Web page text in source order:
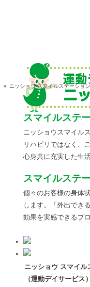
» ニッショウ スマイルステーショ
スマイルステ
ニッショウスマイル
リハビリではなく、
心身共に充実した生
スマイルステ
個々のお客様の身体
します。「外出でき
効果を実感できるプ
ニッショウ スマイル
（運動デイサービス）